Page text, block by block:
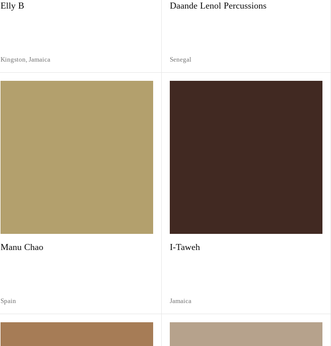
Elly B
Kingston, Jamaica
Daande Lenol Percussions
Senegal
Manu Chao
Spain
I-Taweh
Jamaica